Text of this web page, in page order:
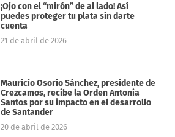
¡Ojo con el “mirón” de al lado! Así
puedes proteger tu plata sin darte
cuenta
21 de abril de 2026
Mauricio Osorio Sánchez, presidente de
Crezcamos, recibe la Orden Antonia
Santos por su impacto en el desarrollo
de Santander
20 de abril de 2026